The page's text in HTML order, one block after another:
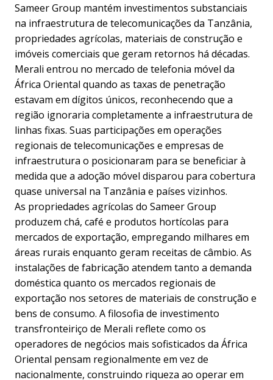
Sameer Group mantém investimentos substanciais
na infraestrutura de telecomunicações da Tanzânia,
propriedades agrícolas, materiais de construção e
imóveis comerciais que geram retornos há décadas.
Merali entrou no mercado de telefonia móvel da
África Oriental quando as taxas de penetração
estavam em dígitos únicos, reconhecendo que a
região ignoraria completamente a infraestrutura de
linhas fixas. Suas participações em operações
regionais de telecomunicações e empresas de
infraestrutura o posicionaram para se beneficiar à
medida que a adoção móvel disparou para cobertura
quase universal na Tanzânia e países vizinhos.
As propriedades agrícolas do Sameer Group
produzem chá, café e produtos hortícolas para
mercados de exportação, empregando milhares em
áreas rurais enquanto geram receitas de câmbio. As
instalações de fabricação atendem tanto a demanda
doméstica quanto os mercados regionais de
exportação nos setores de materiais de construção e
bens de consumo. A filosofia de investimento
transfronteiriço de Merali reflete como os
operadores de negócios mais sofisticados da África
Oriental pensam regionalmente em vez de
nacionalmente, construindo riqueza ao operar em